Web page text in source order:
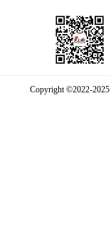
Copyright ©2022-2025